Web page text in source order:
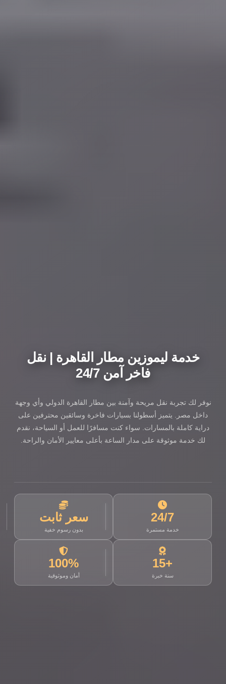
خدمة ليموزين مطار القاهرة | نقل
فاخر آمن 24/7
نوفر لك تجربة نقل مريحة وآمنة بين مطار القاهرة الدولي وأي وجهة
داخل مصر. يتميز أسطولنا بسيارات فاخرة وسائقين محترفين على
دراية كاملة بالمسارات. سواء كنت مسافرًا للعمل أو السياحة، نقدم
لك خدمة موثوقة على مدار الساعة بأعلى معايير الأمان والراحة.
24/7
خدمة مستمرة
سعر ثابت
بدون رسوم خفية
+15
سنة خبرة
100%
أمان وموثوقية